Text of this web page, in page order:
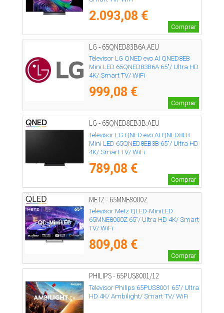
2.093,08 €
Comprar
LG - 65QNED83B6A.AEU
Televisor LG QNED evo AI QNED8EB
Mini LED 65QNED83B6A 65"/ Ultra HD
4K/ Smart TV/ WiFi
999,08 €
Comprar
LG - 65QNED8EB3B.AEU
Televisor LG QNED evo AI QNED8EB
Mini LED 65QNED8EB3B 65"/ Ultra HD
4K/ Smart TV/ WiFi
789,08 €
Comprar
METZ - 65MNE8000Z
Televisor Metz QLED-MiniLED
65MNE8000Z 65"/ Ultra HD 4K/ Smart
TV/ WiFi
809,08 €
Comprar
PHILIPS - 65PUS8001/12
Televisor Philips 65PUS8001 65"/ Ultra
HD 4K/ Ambilight/ Smart TV/ WiFi